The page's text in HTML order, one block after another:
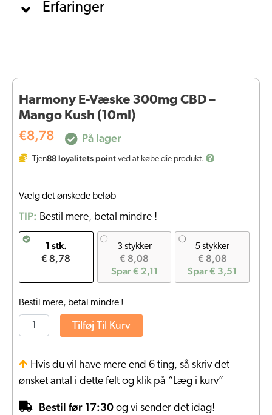
Erfaringer
Harmony E-Væske 300mg CBD –
Mango Kush (10ml)
€8,78 På lager
Tjen88 loyalitets point ved at købe die produkt.
Vælg det ønskede beløb
TIP: Bestil mere, betal mindre !
1 stk.
€ 8,78
3 stykker
€ 8,08
Spar € 2,11
5 stykker
€ 8,08
Spar € 3,51
Bestil mere, betal mindre !
Tilføj Til Kurv
Hvis du vil have mere end 6 ting, så skriv det
ønsket antal i dette felt og klik på “Læg i kurv”
Bestil før 17:30 og vi sender det idag!